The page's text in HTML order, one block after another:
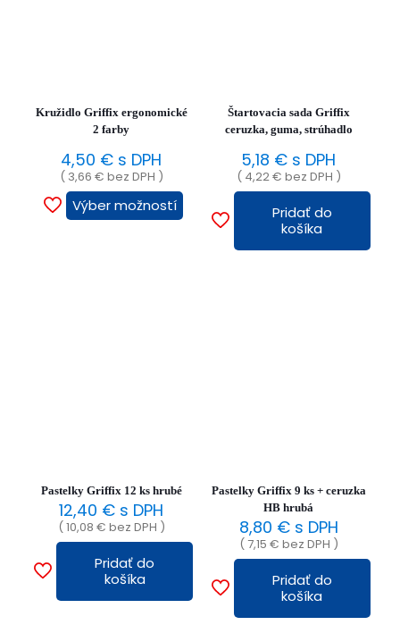
Kružidlo Griffix ergonomické
2 farby
4,50 € s DPH
( 3,66 € bez DPH )
Výber možností Tento
produkt
Štartovacia sada Griffix
ceruzka, guma, strúhadlo
5,18 € s DPH
( 4,22€ bez DPH )
Pridať do
košíka
Pastelky Griffix 12 ks hrubé
12,40 € s DPH
( 10,08 € bez DPH )
Pridať do
košíka
Pastelky Griffix 9 ks + ceruzka
HB hrubá
8,80 €s DPH
( 7,15 € bez DPH )
Pridať do
košíka